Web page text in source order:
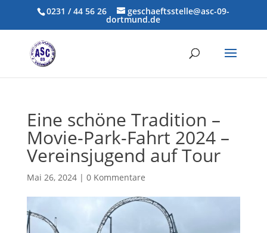
0231 / 44 56 26 geschaeftsstelle@asc-09-
dortmund.de
Eine schöne Tradition –
Movie-Park-Fahrt 2024 –
Vereinsjugend auf Tour
Mai 26, 2024| 0 Kommentare